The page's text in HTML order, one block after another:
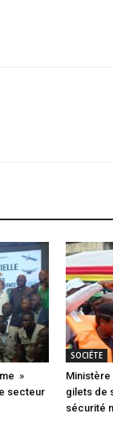
»
secteur
SOCIÉTE
Ministère
gilets de
sécurité